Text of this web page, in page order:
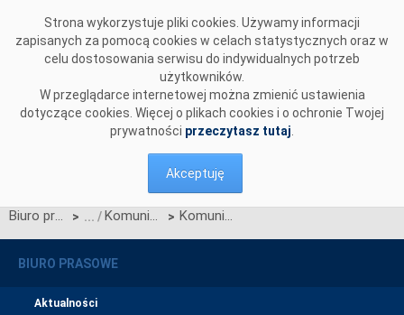
Strona wykorzystuje pliki cookies. Używamy informacji
zapisanych za pomocą cookies w celach statystycznych oraz w
celu dostosowania serwisu do indywidualnych potrzeb
użytkowników.
W przeglądarce internetowej można zmienić ustawienia
dotyczące cookies. Więcej o plikach cookies i o ochronie Twojej
prywatności przeczytasz tutaj
Akceptuję
Biuro prasowe > Komunikaty OSP > Komunikat o nierynkowym redysponowaniu jednostek wytwórczych PV w KSE w dn. 05.05.2024
BIURO PRASOWE
Aktualności